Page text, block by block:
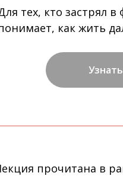
тех, кто застрял
как жить
прочитана в